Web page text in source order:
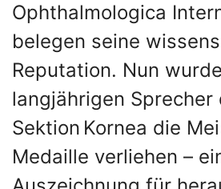
Ophthalmologica
belegen seine
Reputation. Nun
langjährigen Sprecher
Sektion Kornea die
Medaille verliehen –